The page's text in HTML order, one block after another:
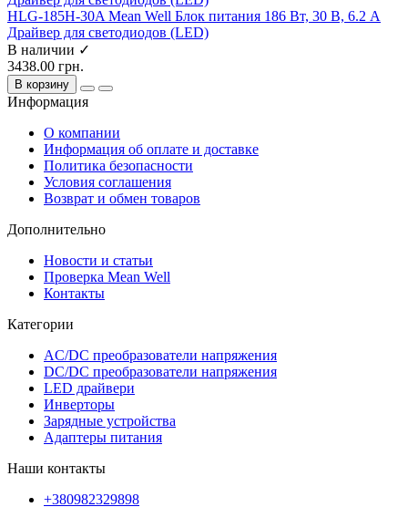
HLG-185H-30A Mean Well Блок питания 186 Вт, 30 В, 6.2 А
Драйвер для светодиодов (LED)
В наличии ✓
3438.00 грн.
В корзину
Информация
О компании
Информация об оплате и доставке
Политика безопасности
Условия соглашения
Возврат и обмен товаров
Дополнительно
Новости и статьи
Проверка Mean Well
Контакты
Категории
AC/DC преобразователи напряжения
DC/DC преобразователи напряжения
LED драйвери
Инверторы
Зарядные устройства
Адаптеры питания
Наши контакты
+380982329898